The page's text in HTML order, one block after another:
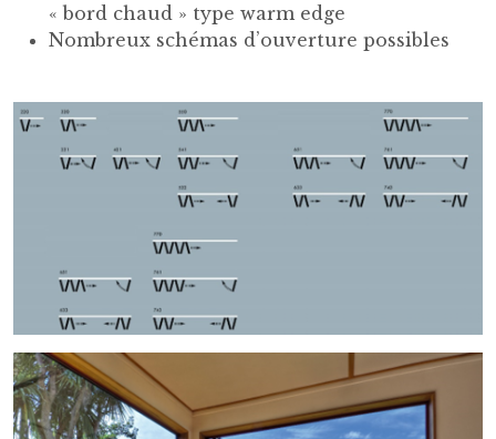
« bord chaud » type warm edge
Nombreux schémas d’ouverture possibles